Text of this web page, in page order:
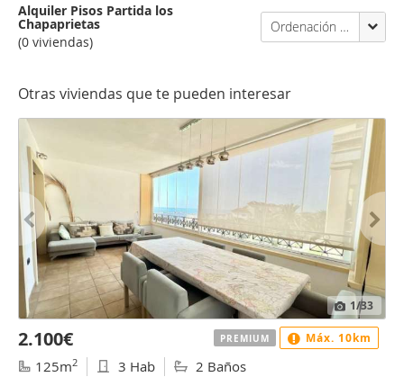
Alquiler Pisos Partida los
Chapaprietas
(0 viviendas)
Ordenación Enalquiler
Otras viviendas que te pueden interesar
1/33
2.100€
125m2 3 Hab 2 Baños
PREMIUM Máx. 10km